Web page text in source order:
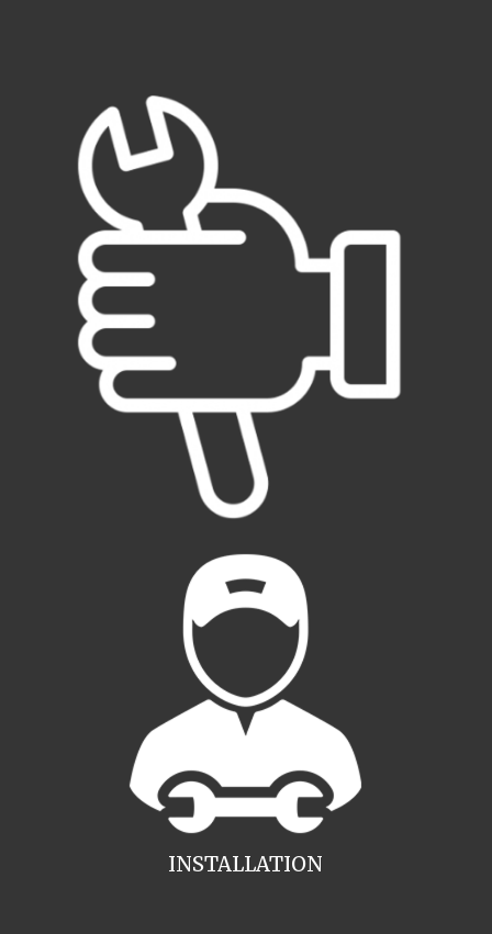
INSTALLATION